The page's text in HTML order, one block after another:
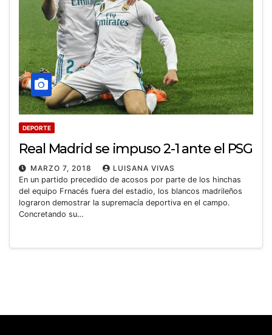
DEPORTE
Real Madrid se impuso 2-1 ante el PSG
MARZO 7, 2018
LUISANA VIVAS
En un partido precedido de acosos por parte de los hinchas
del equipo Frnacés fuera del estadio, los blancos madrileños
lograron demostrar la supremacía deportiva en el campo.
Concretando su…